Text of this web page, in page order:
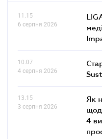
11.15
6 серпня 2026
10.07
4 серпня 2026
13.15
3 серпня 2026
Як
4